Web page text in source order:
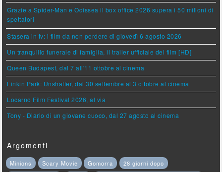
Grazie a Spider-Man e Odissea il box office 2026 supera i 50 milioni di
spettatori
Stasera in tv: i film da non perdere di giovedì 6 agosto 2026
Un tranquillo funerale di famiglia, il trailer ufficiale del film [HD]
Queen Budapest, dal 7 all'11 ottobre al cinema
Linkin Park: Unshatter, dal 30 settembre al 3 ottobre al cinema
Locarno Film Festival 2026, al via
Tony - Diario di un giovane cuoco, dal 27 agosto al cinema
Argomenti
Minions Scary Movie Gomorra
28 giorni dopo